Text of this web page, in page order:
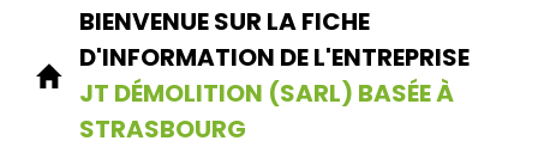
BIENVENUE SUR LA FICHE
D'INFORMATION DE L'ENTREPRISE
JT DÉMOLITION (SARL) BASÉE À
STRASBOURG